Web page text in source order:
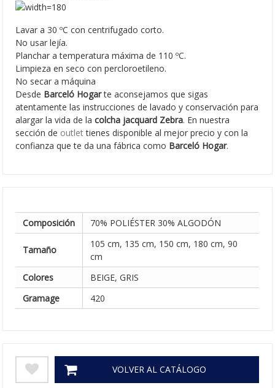
Lavar a 30 ºC con centrifugado corto.
No usar lejía.
Planchar a temperatura máxima de 110 ºC.
Limpieza en seco con percloroetileno.
No secar a máquina
Desde Barceló Hogarte aconsejamos que sigas
atentamente las instrucciones de lavado y conservación para
alargar la vida de lacolcha jacquard Zebra. En nuestra
sección de outlettienes disponible al mejor precio y con la
confianza que te da una fábrica como Barceló Hogar.
Composición 70% POLIÉSTER 30% ALGODÓN
Tamaño
105 cm, 135 cm, 150 cm, 180 cm, 90
cm
Colores
BEIGE, GRIS
Gramage
420
VOLVER AL CATÁLOGO